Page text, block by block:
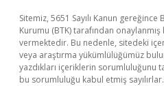
Sitemiz, 5651 Sayılı Kanun
Kurumu (BTK) tarafından
vermektedir. Bu nedenle, sitedeki
veya araştırma yükümlülüğümüz
yazdıkları içeriklerin sorumluluğunu
bu sorumluluğu kabul etmiş sayılırlar.